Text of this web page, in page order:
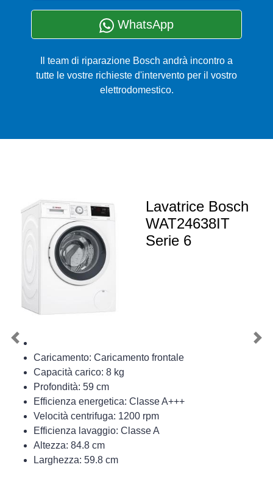
WhatsApp
Il team di riparazione Bosch andrà incontro a
tutte le vostre richieste d'intervento per il vostro
elettrodomestico.
Lavatrice Bosch
WAT24638IT
Serie 6
Caricamento: Caricamento frontale
Capacità carico: 8 kg
Profondità: 59 cm
Efficienza energetica: Classe A+++
Velocità centrifuga: 1200 rpm
Efficienza lavaggio: Classe A
Altezza: 84.8 cm
Larghezza: 59.8 cm
Previous